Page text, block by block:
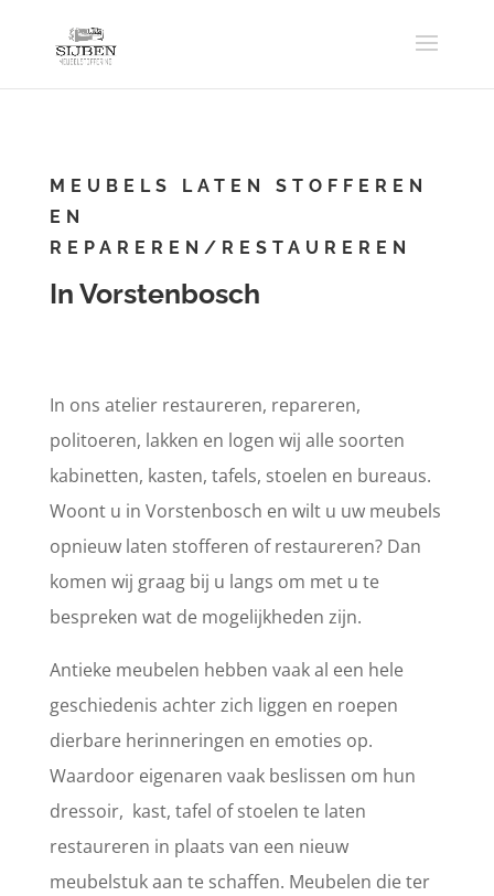
MEUBELS LATEN STOFFEREN
EN
REPAREREN/RESTAUREREN
In Vorstenbosch
In ons atelier restaureren, repareren,
politoeren, lakken en logen wij alle soorten
kabinetten, kasten, tafels, stoelen en bureaus.
Woont u in Vorstenbosch en wilt u uw meubels
opnieuw laten stofferen of restaureren? Dan
komen wij graag bij u langs om met u te
bespreken wat de mogelijkheden zijn.
Antieke meubelen hebben vaak al een hele
geschiedenis achter zich liggen en roepen
dierbare herinneringen en emoties op.
Waardoor eigenaren vaak beslissen om hun
dressoir, kast, tafel of stoelen te laten
restaureren in plaats van een nieuw
meubelstuk aan te schaffen. Meubelen die ter